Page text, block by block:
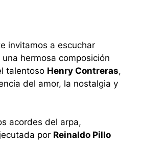
invitamos a escuchar
una hermosa composición
talentoso Henry Contreras,
del amor, la nostalgia y
acordes del arpa,
por Reinaldo Pillo